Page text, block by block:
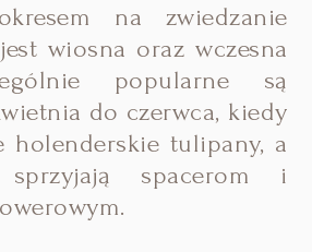
na zwiedzanie
wiosna oraz wczesna
popularne są
do czerwca, kiedy
holenderskie tulipany, a
sprzyjają spacerom i